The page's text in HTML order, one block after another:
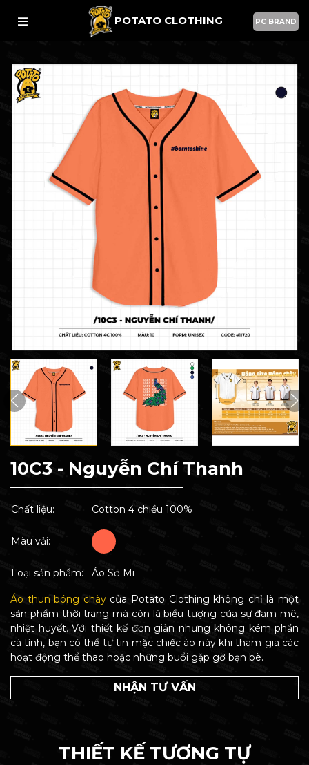
POTATO CLOTHING PC BRAND
10C3 - Nguyễn Chí Thanh
Chất liệu: Cotton 4 chiều 100%
Màu vải:
Loại sản phẩm: Áo Sơ Mi
Áo thun bóng chàycủa Potato Clothing không chỉ là một
sản phẩm thời trang mà còn là biểu tượng của sự đam mê,
nhiệt huyết. Với thiết kế đơn giản nhưng không kém phần
cá tính, bạn có thể tự tin mặc chiếc áo này khi tham gia các
hoạt động thể thao hoặc những buổi gặp gỡ bạn bè.
NHẬN TƯ VẤN
THIẾT KẾ TƯƠNG TỰ